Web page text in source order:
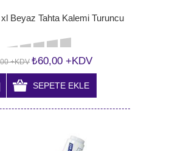
Beyaz Tahta Kalemi Turuncu
+KDV ₺60,00 +KDV